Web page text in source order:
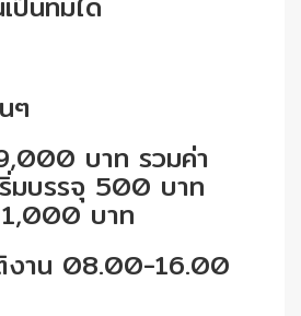
ๆ
บาท รวมค่า
มบรรจุ 500 บาท
บาท
งาน 08.00-16.00